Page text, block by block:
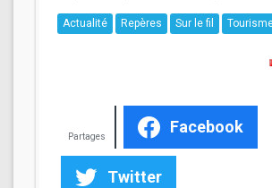
Actualité Repères Sur le fil
Facebook
Twitter
Partages